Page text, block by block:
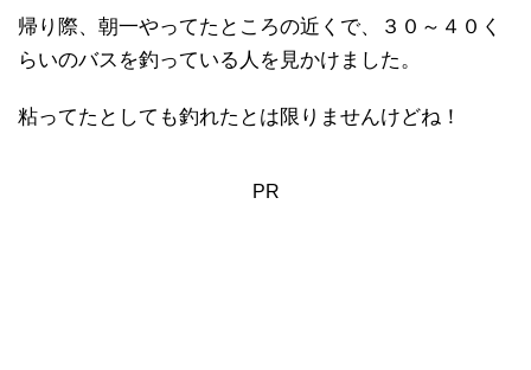
帰り際、朝一やってたところの近くで、３０～４０く
らいのバスを釣っている人を見かけました。
粘ってたとしても釣れたとは限りませんけどね！
PR